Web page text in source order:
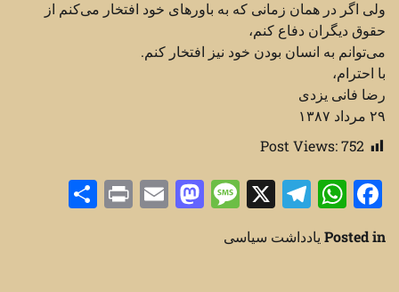
ولی اگر در همان زمانی که به باورهای خود افتخار می‌کنم از
حقوق دیگران دفاع کنم،
می‌توانم به انسان بودن ‏خود نیز افتخار کنم.‏
با احترام،
رضا فانی یزدی
Post Views:752
Facebook
WhatsApp
Telegram
X
Message
Mastodon
Email
Print
Posted in یادداشت سیاسی